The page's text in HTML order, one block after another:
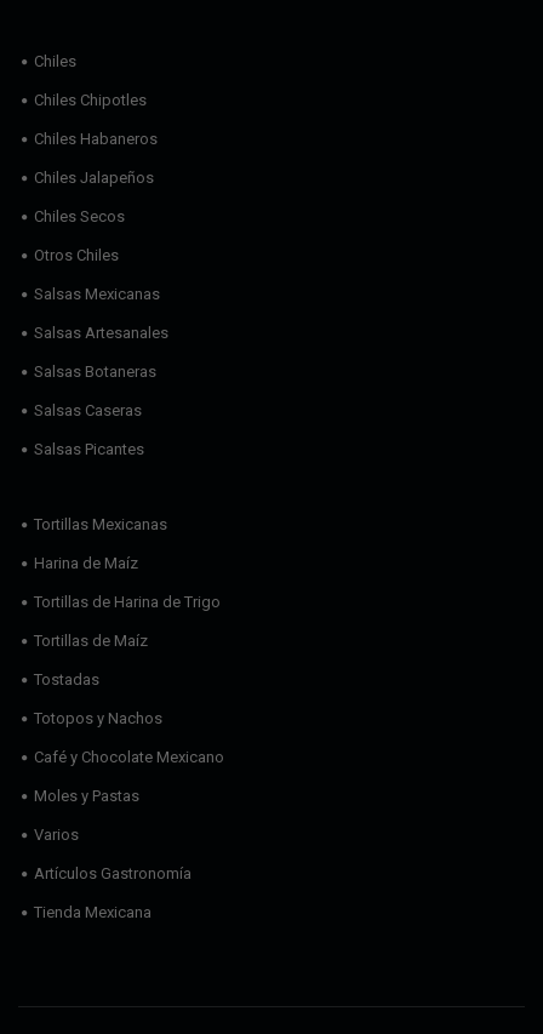
Chiles
Chiles Chipotles
Chiles Habaneros
Chiles Jalapeños
Chiles Secos
Otros Chiles
Salsas Mexicanas
Salsas Artesanales
Salsas Botaneras
Salsas Caseras
Salsas Picantes
Tortillas Mexicanas
Harina de Maíz
Tortillas de Harina de Trigo
Tortillas de Maíz
Tostadas
Totopos y Nachos
Café y Chocolate Mexicano
Moles y Pastas
Varios
Artículos Gastronomía
Tienda Mexicana